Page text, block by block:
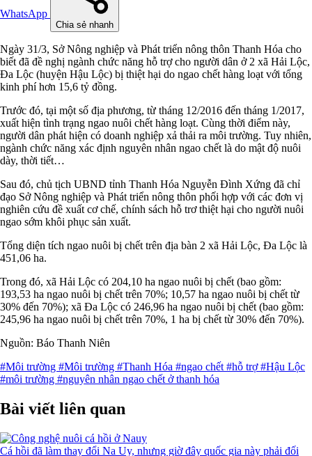
WhatsApp
Chia sẻ nhanh
Ngày 31/3, Sở Nông nghiệp và Phát triển nông thôn Thanh Hóa cho
biết đã đề nghị ngành chức năng hỗ trợ cho người dân ở 2 xã Hải Lộc,
Đa Lộc (huyện Hậu Lộc) bị thiệt hại do ngao chết hàng loạt với tổng
kinh phí hơn 15,6 tỷ đồng.
Trước đó, tại một số địa phương, từ tháng 12/2016 đến tháng 1/2017,
xuất hiện tình trạng ngao nuôi chết hàng loạt. Cùng thời điểm này,
người dân phát hiện có doanh nghiệp xả thải ra môi trường. Tuy nhiên,
ngành chức năng xác định nguyên nhân ngao chết là do mật độ nuôi
dày, thời tiết…
Sau đó, chủ tịch UBND tỉnh Thanh Hóa Nguyễn Đình Xứng đã chỉ
đạo Sở Nông nghiệp và Phát triển nông thôn phối hợp với các đơn vị
nghiên cứu đề xuất cơ chế, chính sách hỗ trơ thiệt hại cho người nuôi
ngao sớm khôi phục sản xuất.
Tổng diện tích ngao nuôi bị chết trên địa bàn 2 xã Hải Lộc, Đa Lộc là
451,06 ha.
Trong đó, xã Hải Lộc có 204,10 ha ngao nuôi bị chết (bao gồm:
193,53 ha ngao nuôi bị chết trên 70%; 10,57 ha ngao nuôi bị chết từ
30% đến 70%); xã Đa Lộc có 246,96 ha ngao nuôi bị chết (bao gồm:
245,96 ha ngao nuôi bị chết trên 70%, 1 ha bị chết từ 30% đến 70%).
Nguồn: Báo Thanh Niên
#Môi trường #Môi trường #Thanh Hóa #ngao chết #hỗ trợ#Hậu Lộc
#môi trường #nguyên nhân ngao chết ở thanh hóa
Bài viết liên quan
Cá hồi đã làm thay đổi Na Uy, nhưng giờ đây quốc gia này phải đối